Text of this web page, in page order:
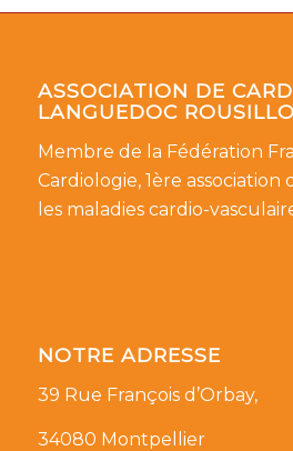
ASSOCIATION DE
LANGUEDOC
Membre de la Fédération
Cardiologie, 1ère
les maladies cardio-
NOTRE ADRESSE
39 Rue François d’Orbay,
34080 Montpellier